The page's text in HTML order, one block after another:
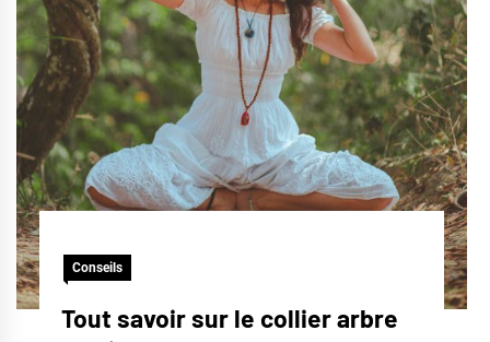
Conseils
Tout savoir sur le collier arbre